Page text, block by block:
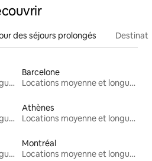
des séjours prolongés
Locations moyenne et longue durée
Barcelone
Locations moyenne et longue durée
Locations moyenne et longue durée
Athènes
Locations moyenne et longue durée
Locations moyenne et longue durée
Montréal
Locations moyenne et longue durée